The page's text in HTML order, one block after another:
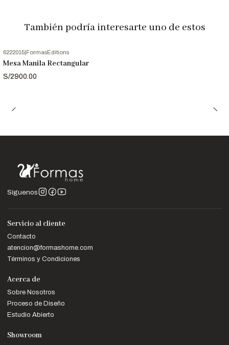
También podría interesarte uno de estos
6222015|FormasEditions
Mesa Manila Rectangular
S/2900.00
Síguenos
Servicio al cliente
Contacto
atencion@formashome.com
Términos y Condiciones
Acerca de
Sobre Nosotros
Proceso de Diseño
Estudio Abierto
Showroom